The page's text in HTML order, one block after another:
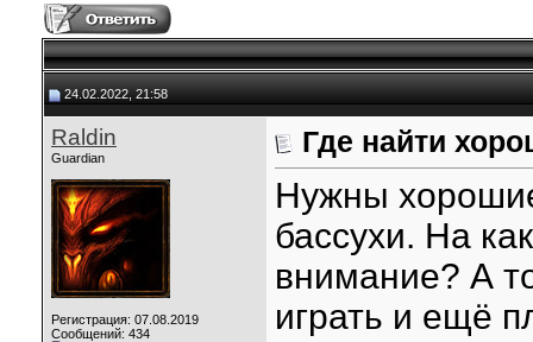
24.02.2022, 21:58
Raldin
Guardian
Регистрация: 07.08.2019
Сообщений: 434
Где найти
Нужны
бассухи. На
внимание? А
играть и ещё